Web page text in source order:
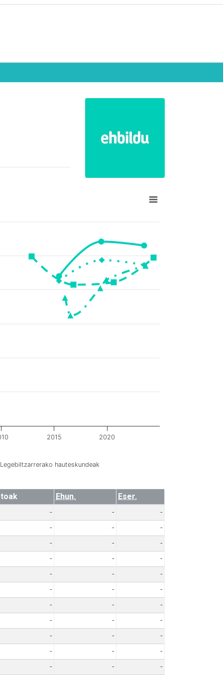
hauteskundeak
2015 2020
Ehun.
Eser.
- -
-
- -
-
- -
-
- -
-
- -
-
- -
-
- -
-
- -
-
- -
-
- -
-
- -
-